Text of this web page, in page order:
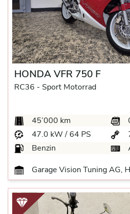
HONDA VFR 750 F
RC36 - Sport Motorrad
45’000 km
47.0 kW / 64 PS
Benzin
Garage Vision Tuning AG,